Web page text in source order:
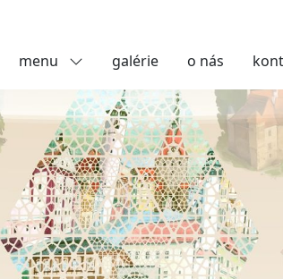
menu galérie o nás